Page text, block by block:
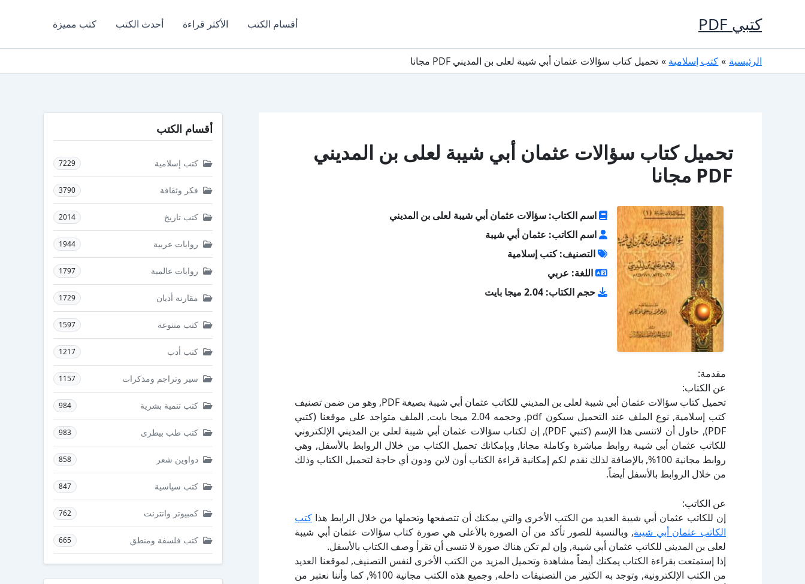
كتبي PDF أقسام الكتب الأكثر قراءة أحدث الكتب كتب مميزة
الرئيسية كتب إسلامية تحميل كتاب سؤالات عثمان أبي شيبة لعلى بن المديني PDF مجانا
تحميل كتاب سؤالات عثمان أبي شيبة لعلى بن المديني
PDF مجانا
اسم الكتاب: سؤالات عثمان أبي شيبة لعلى بن المديني
اسم الكاتب: عثمان أبي شيبة
التصنيف: كتب إسلامية
اللغة: عربي
حجم الكتاب: 2.04 ميجا بايت
مقدمة:
عن الكتاب:
تحميل كتاب سؤالات عثمان أبي شيبة لعلى بن المديني للكاتب عثمان أبي شيبة بصيغة PDF, وهو من ضمن تصنيف
كتب إسلامية, نوع الملف عند التحميل سيكون pdf, وحجمه 2.04 ميجا بايت, الملف متواجد على موقعنا (كتبي
PDF), حاول أن لاتنسى هذا الإسم (كتبي PDF), إن لكتاب سؤالات عثمان أبي شيبة لعلى بن المديني الإلكتروني
للكاتب عثمان أبي شيبة روابط مباشرة وكاملة مجانا, وبإمكانك تحميل الكتاب من خلال الروابط بالأسفل, وهي
روابط مجانية 100%, بالإضافة لذلك نقدم لكم إمكانية قراءة الكتاب أون لاين ودون أي حاجة لتحميل الكتاب وذلك
من خلال الروابط بالأسفل أيضاً.
عن الكاتب:
إن للكاتب عثمان أبي شيبة العديد من الكتب الأخرى والتي يمكنك أن تتصفحها وتحملها من خلال الرابط هذا كتب
الكاتب عثمان أبي شيبة, وبالنسبة للصور تأكد من أن الصورة بالأعلى هي صورة كتاب سؤالات عثمان أبي شيبة
لعلى بن المديني للكاتب عثمان أبي شيبة, وإن لم تكن هناك صورة لا تنسى أن تقرأ وصف الكتاب بالأسفل.
إذا إستمتعت بقراءة الكتاب يمكنك أيضاً مشاهدة وتحميل المزيد من الكتب الأخرى لنفس التصنيف, لموقعنا العديد
من الكتب الإلكترونية, وتوجد به الكثير من التصنيفات داخله, وجميع هذه الكتب مجانية 100%, كما وأننا نعتبر من
أقسام الكتب
كتب إسلامية 7229
فكر وثقافة 3790
كتب تاريخ 2014
روايات عربية 1944
روايات عالمية 1797
مقارنة أديان 1729
كتب متنوعة 1597
كتب أدب 1217
سير وتراجم ومذكرات 1157
كتب تنمية بشرية 984
كتب طب بيطرى 983
دواوين شعر 858
كتب سياسية 847
كمبيوتر وانترنت 762
كتب فلسفة ومنطق 665